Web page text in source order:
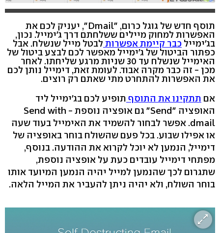
תוסף חדש של גוגל כרום, "Dmail", יעניק לכם את
האפשרות למחוק מיילים ששלחתם דרך ג'ימייל. נכון,
בג'ימייל כבר קיימת אפשרות לבטל מייל שנשלח. אבל
כפתור הביטול של ג'ימייל מאפשר לכם לבצע ביטול של
האימייל שנשלח עד 30 שניות מרגע שליחתו. לאחר
מכן - זה כבר מקרה אבוד. לעומת זאת, דימייל נותן לכם
את האפשרות להתחרט מתי שאתם רק רוצים.
אם תתקינו את התוסף תופיע לכם בג'ימייל ליד
האופציה "Send" גם אופציה נוספת - Send with
dmail. אפשר לבחור להשמיד את האימייל בעוד שעה
או אפילו שבוע. בכל פעם שהשולח בוחר באופציה של
דימייל, הנמען לא יוכל לקרוא את ההודעה. בנוסף,
מפתחי דימייל עובדים כעת על אופציה נוספת,
שתגרום לכך שהנמען למייל יהיה הנמען המיועד אותו
בוחר השולח, ולא יהיה ניתן להעביר את המייל הלאה.